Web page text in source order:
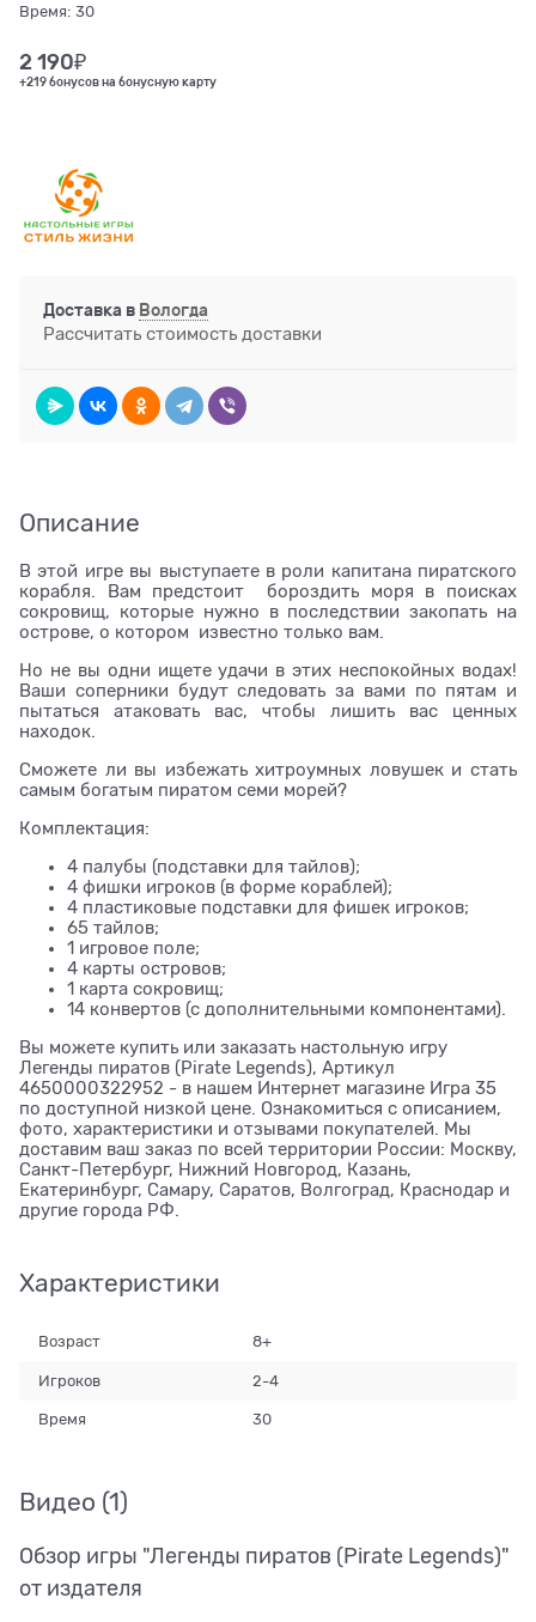
Время: 30
2 190₽
+219 бонусов на бонусную карту
Доставка в Вологда
Рассчитать стоимость доставки
Описание
В этой игре вы выступаете в роли капитана пиратского
корабля. Вам предстоит бороздить моря в поисках
сокровищ, которые нужно в последствии закопать на
острове, о котором известно только вам.
Но не вы одни ищете удачи в этих неспокойных водах!
Ваши соперники будут следовать за вами по пятам и
пытаться атаковать вас, чтобы лишить вас ценных
находок.
Сможете ли вы избежать хитроумных ловушек и стать
самым богатым пиратом семи морей?
Комплектация:
4 палубы (подставки для тайлов);
4 фишки игроков (в форме кораблей);
4 пластиковые подставки для фишек игроков;
65 тайлов;
1 игровое поле;
4 карты островов;
1 карта сокровищ;
14 конвертов (с дополнительными компонентами).
Вы можете купить или заказать настольную игру
Легенды пиратов (Pirate Legends), Артикул
4650000322952 - в нашем Интернет магазине Игра 35
по доступной низкой цене. Ознакомиться с описанием,
фото, характеристики и отзывами покупателей. Мы
доставим ваш заказ по всей территории России: Москву,
Санкт-Петербург, Нижний Новгород, Казань,
Екатеринбург, Самару, Саратов, Волгоград, Краснодар и
другие города РФ.
Характеристики
Возраст 8+
Игроков 2-4
Время 30
Видео (1)
Обзор игры "Легенды пиратов (Pirate Legends)"
от издателя